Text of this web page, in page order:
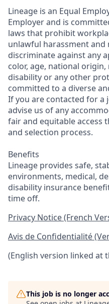
Lineage is an Equal
Employer and is
laws that prohibit
unlawful harassment
discriminate against any
color, age, national
disability or any other
committed to a diverse
If you are contacted for a
advise us of any
fair and equitable
and selection process.
Benefits
Lineage provides safe,
environments, medical,
disability insurance
time off.
Privacy Notice (French
Avis de Confidentialité
(English version linked at
This job is no longer